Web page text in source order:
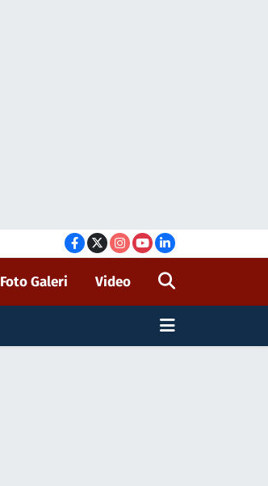
Foto Galeri Video